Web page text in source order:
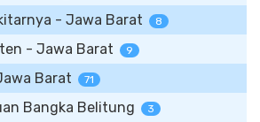
- Jawa Barat 8
- Jawa Barat 9
Barat 71
Bangka Belitung 3